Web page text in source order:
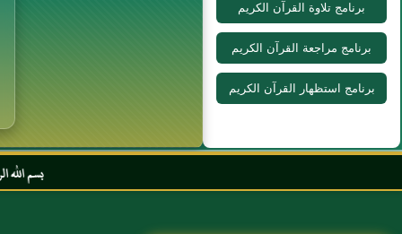
برنامج تلاوة القرآن الكريم
برنامج مراجعة القرآن الكريم
برنامج استظهار القرآن الكريم
بسم الله الرحمن الرحيم